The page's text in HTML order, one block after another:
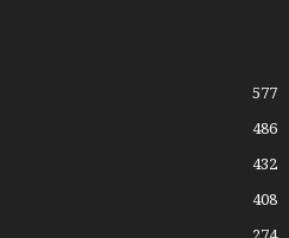
577
486
432
408